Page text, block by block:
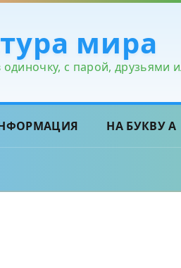
мира
с парой, друзьями
НА БУКВУ А